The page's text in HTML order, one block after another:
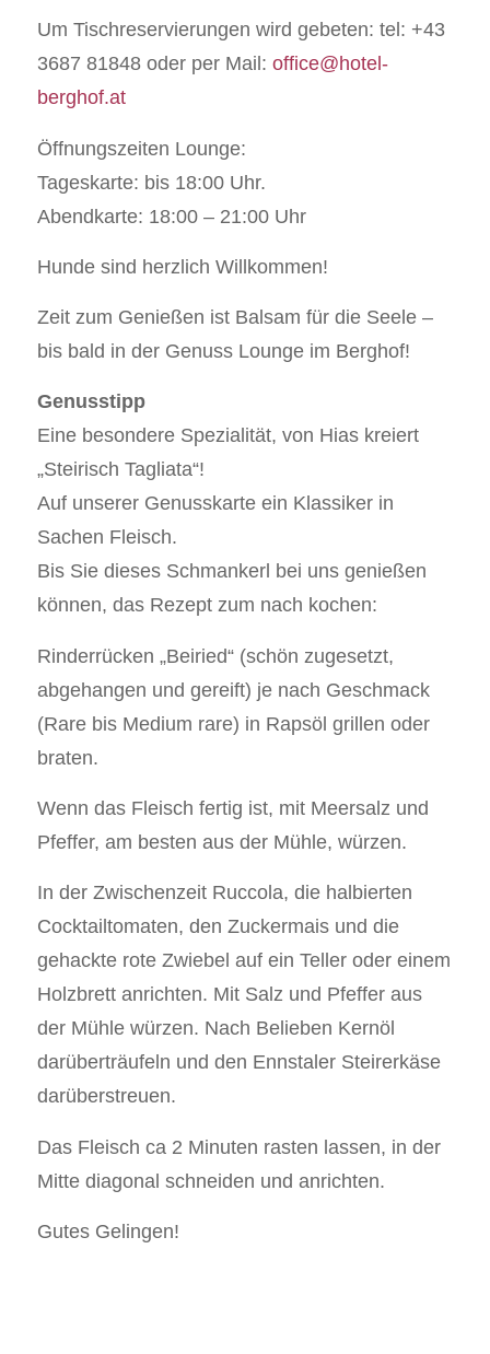
Um Tischreservierungen wird gebeten: tel: +43
3687 81848 oder per Mail: office@hotel-
berghof.at
Öffnungszeiten Lounge:
Tageskarte: bis 18:00 Uhr.
Abendkarte: 18:00 – 21:00 Uhr
Hunde sind herzlich Willkommen!
Zeit zum Genießen ist Balsam für die Seele –
bis bald in der Genuss Lounge im Berghof!
Genusstipp
Eine besondere Spezialität, von Hias kreiert
„Steirisch Tagliata“!
Auf unserer Genusskarte ein Klassiker in
Sachen Fleisch.
Bis Sie dieses Schmankerl bei uns genießen
können, das Rezept zum nach kochen:
Rinderrücken „Beiried“ (schön zugesetzt,
abgehangen und gereift) je nach Geschmack
(Rare bis Medium rare) in Rapsöl grillen oder
braten.
Wenn das Fleisch fertig ist, mit Meersalz und
Pfeffer, am besten aus der Mühle, würzen.
In der Zwischenzeit Ruccola, die halbierten
Cocktailtomaten, den Zuckermais und die
gehackte rote Zwiebel auf ein Teller oder einem
Holzbrett anrichten. Mit Salz und Pfeffer aus
der Mühle würzen. Nach Belieben Kernöl
darüberträufeln und den Ennstaler Steirerkäse
darüberstreuen.
Das Fleisch ca 2 Minuten rasten lassen, in der
Mitte diagonal schneiden und anrichten.
Gutes Gelingen!